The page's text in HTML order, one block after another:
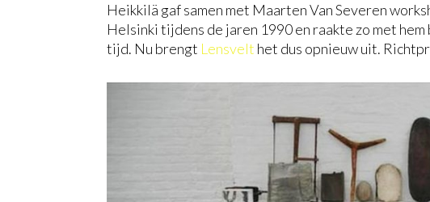
Heikkilä gaf samen met Maarten Van Severen
Helsinki tijdens de jaren 1990 en raakte zo met
tijd. Nu brengt Lensvelt het dus opnieuw uit.